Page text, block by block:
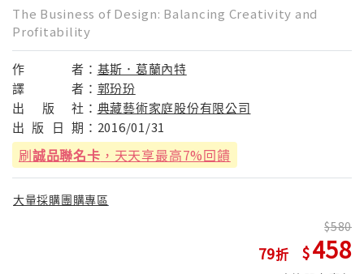
The Business of Design: Balancing Creativity and
Profitability
作 者： 基斯．葛蘭內特
譯
者： 郭玢玢
出
版 社： 典藏藝術家庭股份有限公司
出 版 日 期： 2016/01/31
刷誠品聯名卡 ，天天享最高7%回饋
大量採購團購專區
79
580
458